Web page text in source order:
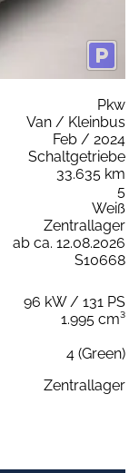
Pkw
Van / Kleinbus
Feb / 2024
Schaltgetriebe
33.635 km
5
Weiß
Zentrallager
ab ca. 12.08.2026
S10668
96 kW / 131 PS
1.995 cm³
4 (Green)
Zentrallager